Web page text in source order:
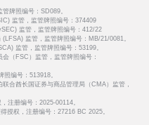
牌照编号：SD089。
监管，监管牌照编号：374409
监管，监管牌照编号：412/22
监管，监管牌照编号：MB/21/0081。
监管，监管牌照编号：53199。
（FSC）监管，监管牌照编号：
编号：513918。
合酋长国证券与商品管理局（CMA）监管，
注册编号：2025-00114。
授权，注册编号：27216 BC 2025。